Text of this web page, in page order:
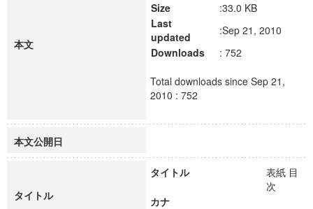
本文
Size
:33.0 KB
Last
updated
:Sep 21, 2010
Downloads
: 752
Total downloads since Sep 21,
2010 : 752
本文公開日
タイトル
タイトル
表紙 目
次
カナ